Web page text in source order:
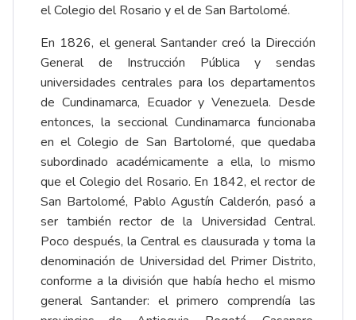
el Colegio del Rosario y el de San Bartolomé.
En 1826, el general Santander creó la Dirección
General de Instrucción Pública y sendas
universidades centrales para los departamentos
de Cundinamarca, Ecuador y Venezuela. Desde
entonces, la seccional Cundinamarca funcionaba
en el Colegio de San Bartolomé, que quedaba
subordinado académicamente a ella, lo mismo
que el Colegio del Rosario. En 1842, el rector de
San Bartolomé, Pablo Agustín Calderón, pasó a
ser también rector de la Universidad Central.
Poco después, la Central es clausurada y toma la
denominación de Universidad del Primer Distrito,
conforme a la división que había hecho el mismo
general Santander: el primero comprendía las